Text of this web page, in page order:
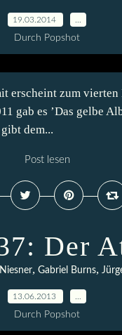
19.03.2014
Durch Popshot
erscheint zum
gab es ’Das gelbe
dem...
Post lesen
Der
, Gabriel Burns,
13.06.2013
Durch Popshot